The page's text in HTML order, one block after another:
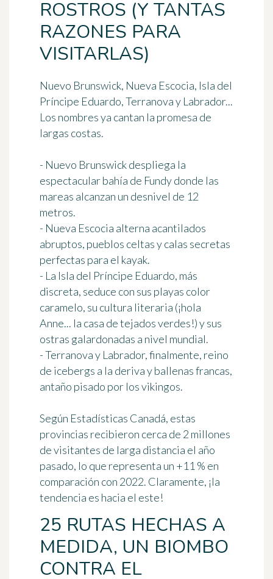
ROSTROS (Y TANTAS
RAZONES PARA
VISITARLAS)
Nuevo Brunswick, Nueva Escocia, Isla del
Príncipe Eduardo, Terranova y Labrador...
Los nombres ya cantan la promesa de
largas costas.
- Nuevo Brunswickdespliega la
espectacular bahía de Fundy donde las
mareas alcanzan un desnivel de 12
metros.
- Nueva Escocia alterna acantilados
abruptos, pueblos celtas y calas secretas
perfectas para el kayak.
- La Isla del Príncipe Eduardo, más
discreta, seduce con sus playas color
caramelo, su cultura literaria (¡hola
Anne... la casa de tejados verdes!) y sus
ostras galardonadas a nivel mundial.
-Terranova y Labrador, finalmente, reino
de icebergs a la deriva y ballenas francas,
antaño pisado por los vikingos.
Según Estadísticas Canadá, estas
provincias recibieron cerca de 2 millones
de visitantes de larga distancia el año
pasado, lo que representa un +11 % en
comparación con 2022. Claramente, ¡la
tendencia es hacia el este!
25 RUTAS HECHAS A
MEDIDA, UN BIOMBO
CONTRA EL